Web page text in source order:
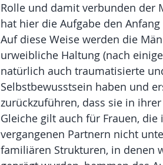
Rolle und damit verbunden der
hat hier die Aufgabe den
Auf diese Weise werden die
urweibliche Haltung (nach
natürlich auch traumatisierte
Selbstbewusstsein haben und
zurückzuführen, dass sie in
Gleiche gilt auch für Frauen,
vergangenen Partnern nicht
familiären Strukturen, in denen